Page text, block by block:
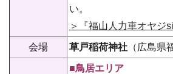
い。
＞『福山人力車オヤジ
会場 草戸稲荷神社 （広島県
■鳥居エリア